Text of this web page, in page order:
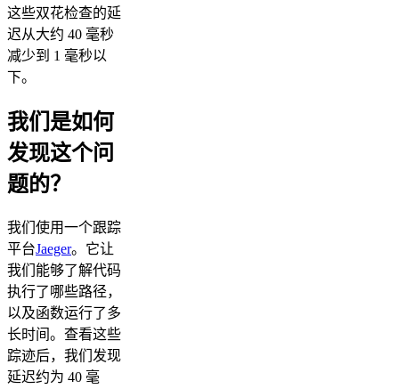
这些双花检查的延
迟从大约 40 毫秒
减少到 1 毫秒以
下。
我们是如何
发现这个问
题的？
我们使用一个跟踪
平台Jaeger。它让
我们能够了解代码
执行了哪些路径，
以及函数运行了多
长时间。查看这些
踪迹后，我们发现
延迟约为 40 毫